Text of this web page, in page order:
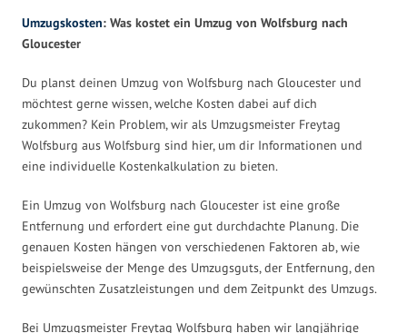
Umzugskosten: Was kostet ein Umzug von Wolfsburg nach
Gloucester
Du planst deinen Umzug von Wolfsburg nach Gloucester und
möchtest gerne wissen, welche Kosten dabei auf dich
zukommen? Kein Problem, wir als Umzugsmeister Freytag
Wolfsburg aus Wolfsburg sind hier, um dir Informationen und
eine individuelle Kostenkalkulation zu bieten.
Ein Umzug von Wolfsburg nach Gloucester ist eine große
Entfernung und erfordert eine gut durchdachte Planung. Die
genauen Kosten hängen von verschiedenen Faktoren ab, wie
beispielsweise der Menge des Umzugsguts, der Entfernung, den
gewünschten Zusatzleistungen und dem Zeitpunkt des Umzugs.
Bei Umzugsmeister Freytag Wolfsburg haben wir langjährige